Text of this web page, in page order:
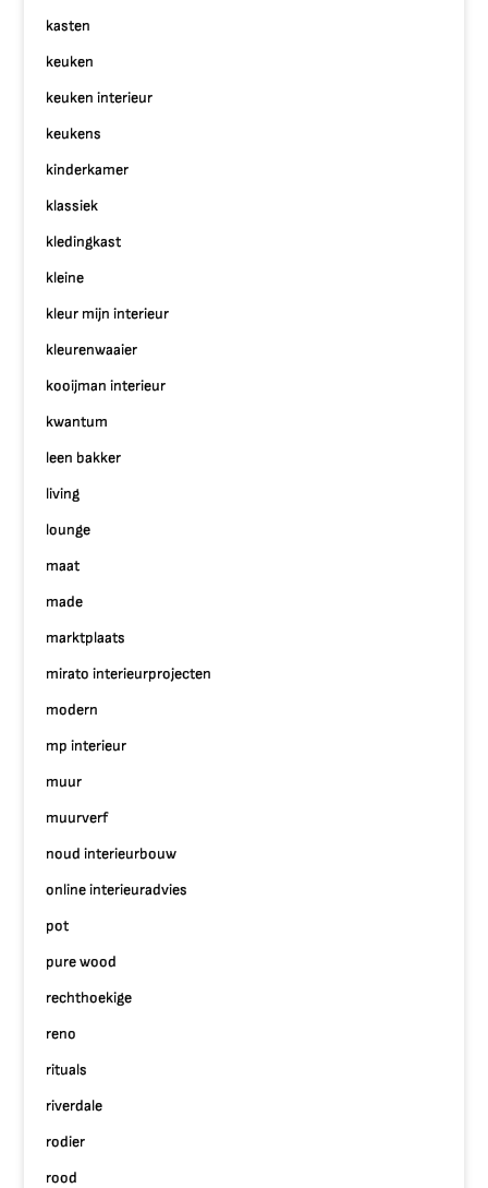
kasten
keuken
keuken interieur
keukens
kinderkamer
klassiek
kledingkast
kleine
kleur mijn interieur
kleurenwaaier
kooijman interieur
kwantum
leen bakker
living
lounge
maat
made
marktplaats
mirato interieurprojecten
modern
mp interieur
muur
muurverf
noud interieurbouw
online interieuradvies
pot
pure wood
rechthoekige
reno
rituals
riverdale
rodier
rood